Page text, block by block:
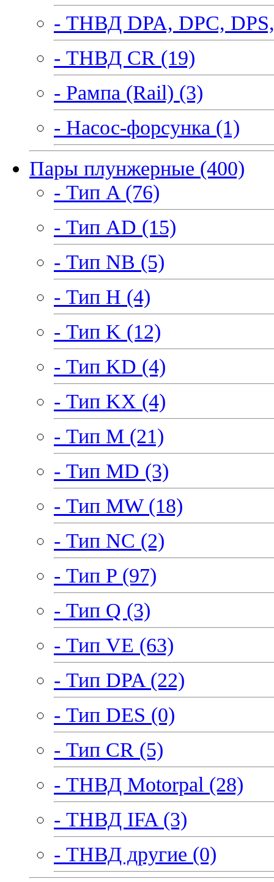
- ТНВД DPA, DPC,
- ТНВД CR (19)
- Рампа (Rail) (3)
- Насос-форсунка (1)
Пары плунжерные (400)
- Тип A (76)
- Тип AD (15)
- Тип NB (5)
- Тип H (4)
- Тип K (12)
- Тип KD (4)
- Тип KX (4)
- Тип M (21)
- Тип MD (3)
- Тип MW (18)
- Тип NC (2)
- Тип P (97)
- Тип Q (3)
- Тип VE (63)
- Тип DPA (22)
- Тип DES (0)
- Тип CR (5)
- ТНВД Motorpal (28)
- ТНВД IFA (3)
- ТНВД другие (0)